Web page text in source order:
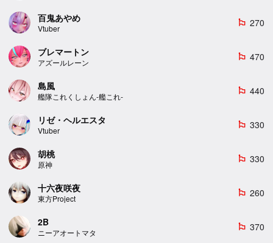
百鬼あやめ
Vtuber
emoji_flags 270
ブレマートン
アズールレーン
emoji_flags 470
島風
艦隊これくしょん-艦これ-
emoji_flags 440
リゼ・ヘルエスタ
Vtuber
emoji_flags 330
胡桃
原神
emoji_flags 330
十六夜咲夜
東方Project
emoji_flags 260
2B
ニーアオートマタ
emoji_flags 370